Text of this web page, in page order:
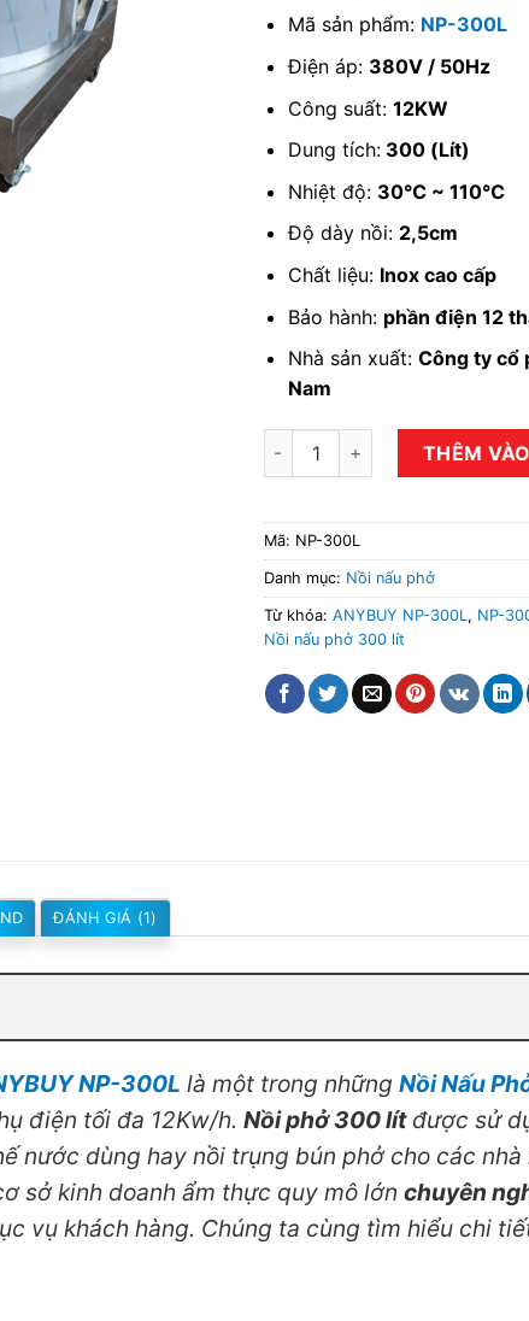
Mã sản phẩm: NP-300L
Điện áp: 380V / 50Hz
Công suất:12KW
Dung tích: 300 (Lít)
Nhiệt độ: 30℃ ~ 110℃
Độ dày nồi: 2,5cm
Chất liệu: Inox cao cấp
Bảo hành: phần điện 12
Nhà sản xuất:Công ty cổ
Nam
Nồi nấu phở 300 lít ANYBUY
THÊM
Mã: NP-300L
Danh mục: Nồi nấu phở
Từ khóa: ANYBUY NP-300L , NP-
Nồi nấu phở 300 lít
ĐÁNH GIÁ (1)
NP-300L là một trong những Nồi Nấu
điện tối đa 12Kw/h. Nồi phở 300 lítđược sử
nước dùng hay nồi trụng bún phở cho các
sở kinh doanh ẩm thực quy mô lớn chuyên
vụ khách hàng. Chúng ta cùng tìm hiểu chi